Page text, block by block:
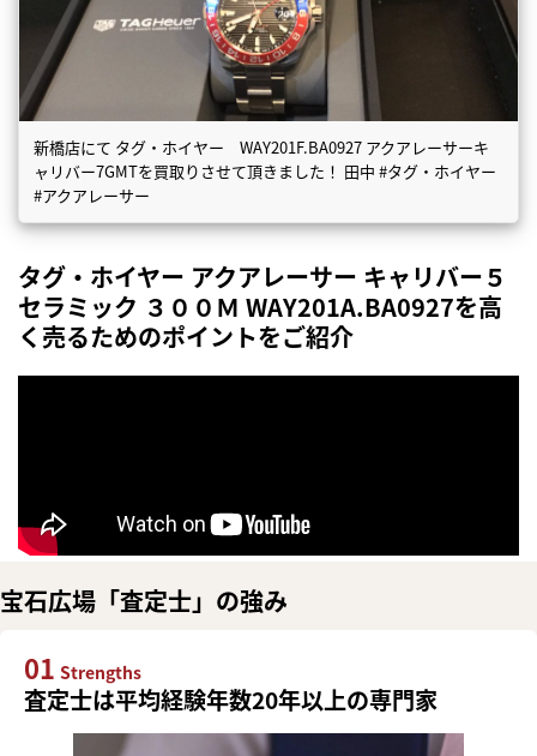
新橋店にて タグ・ホイヤー WAY201F.BA0927 アクアレーサーキ
ャリバー7GMTを買取りさせて頂きました！ 田中 #タグ・ホイヤー
#アクアレーサー
タグ・ホイヤー アクアレーサー キャリバー５
セラミック ３００Ｍ WAY201A.BA0927を高
く売るためのポイントをご紹介
宝石広場「査定士」の強み
01 Strengths
査定士は平均経験年数20年以上の専門家